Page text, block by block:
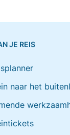
JE REIS
naar het